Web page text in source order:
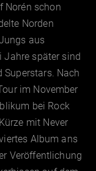
Norén schon
Norden
aus
Jahre später sind
Nach
im November
bei Rock
mit Never
Album ans
Veröffentlichung